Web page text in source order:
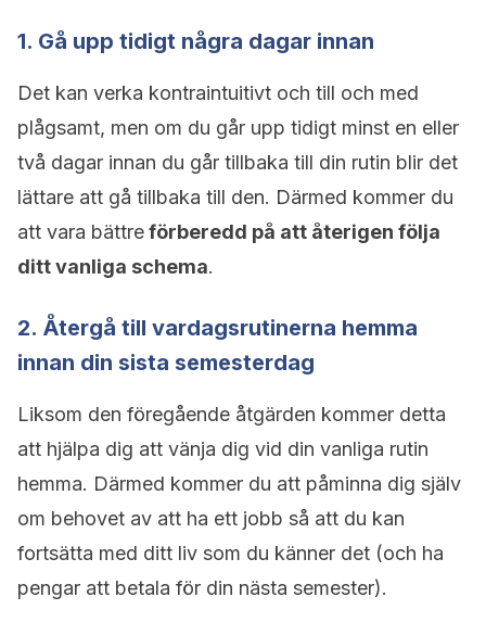
1. Gå upp tidigt några dagar innan
Det kan verka kontraintuitivt och till och med
plågsamt, men om du går upp tidigt minst en eller
två dagar innan du går tillbaka till din rutin blir det
lättare att gå tillbaka till den. Därmed kommer du
att vara bättreförberedd på att återigen följa
ditt vanliga schema.
2. Återgå till vardagsrutinerna hemma
innan din sista semesterdag
Liksom den föregående åtgärden kommer detta
att hjälpa dig att vänja dig vid din vanliga rutin
hemma. Därmed kommer du att påminna dig själv
om behovet av att ha ett jobb så att du kan
fortsätta med ditt liv som du känner det (och ha
pengar att betala för din nästa semester).